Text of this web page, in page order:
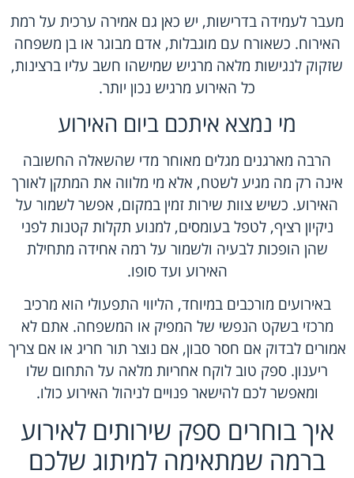
מעבר לעמידה בדרישות, יש כאן גם אמירה ערכית על רמת
האירוח. כשאורח עם מוגבלות, אדם מבוגר או בן משפחה
שזקוק לנגישות מלאה מרגיש שמישהו חשב עליו ברצינות,
כל האירוע מרגיש נכון יותר.
מי נמצא איתכם ביום האירוע
הרבה מארגנים מגלים מאוחר מדי שהשאלה החשובה
אינה רק מה מגיע לשטח, אלא מי מלווה את המתקן לאורך
האירוע. כשיש צוות שירות זמין במקום, אפשר לשמור על
ניקיון רציף, לטפל בעומסים, למנוע תקלות קטנות לפני
שהן הופכות לבעיה ולשמור על רמה אחידה מתחילת
האירוע ועד סופו.
באירועים מורכבים במיוחד, הליווי התפעולי הוא מרכיב
מרכזי בשקט הנפשי של המפיק או המשפחה. אתם לא
אמורים לבדוק אם חסר סבון, אם נוצר תור חריג או אם צריך
ריענון. ספק טוב לוקח אחריות מלאה על התחום שלו
ומאפשר לכם להישאר פנויים לניהול האירוע כולו.
איך בוחרים ספק שירותים לאירוע
ברמה שמתאימה למיתוג שלכם